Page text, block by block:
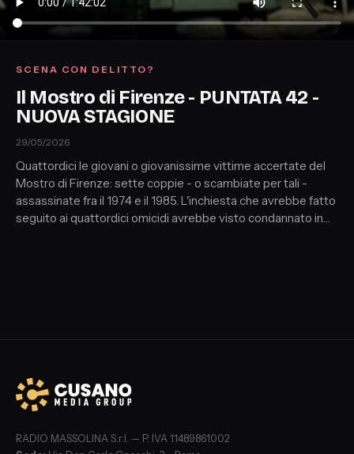
SCENA CON DELITTO?
Il Mostro di Firenze - PUNTATA 42 -
NUOVA STAGIONE
29/05/2026
Quattordici le giovani o giovanissime vittime accertate del
Mostro di Firenze: sette coppie - o scambiate per tali -
assassinate fra il 1974 e il 1985. L'inchiesta che avrebbe fatto
seguito ai quattordici omicidi avrebbe visto condannato in
RADIO MASSOLINA S.r.l. — P. IVA 11489861002